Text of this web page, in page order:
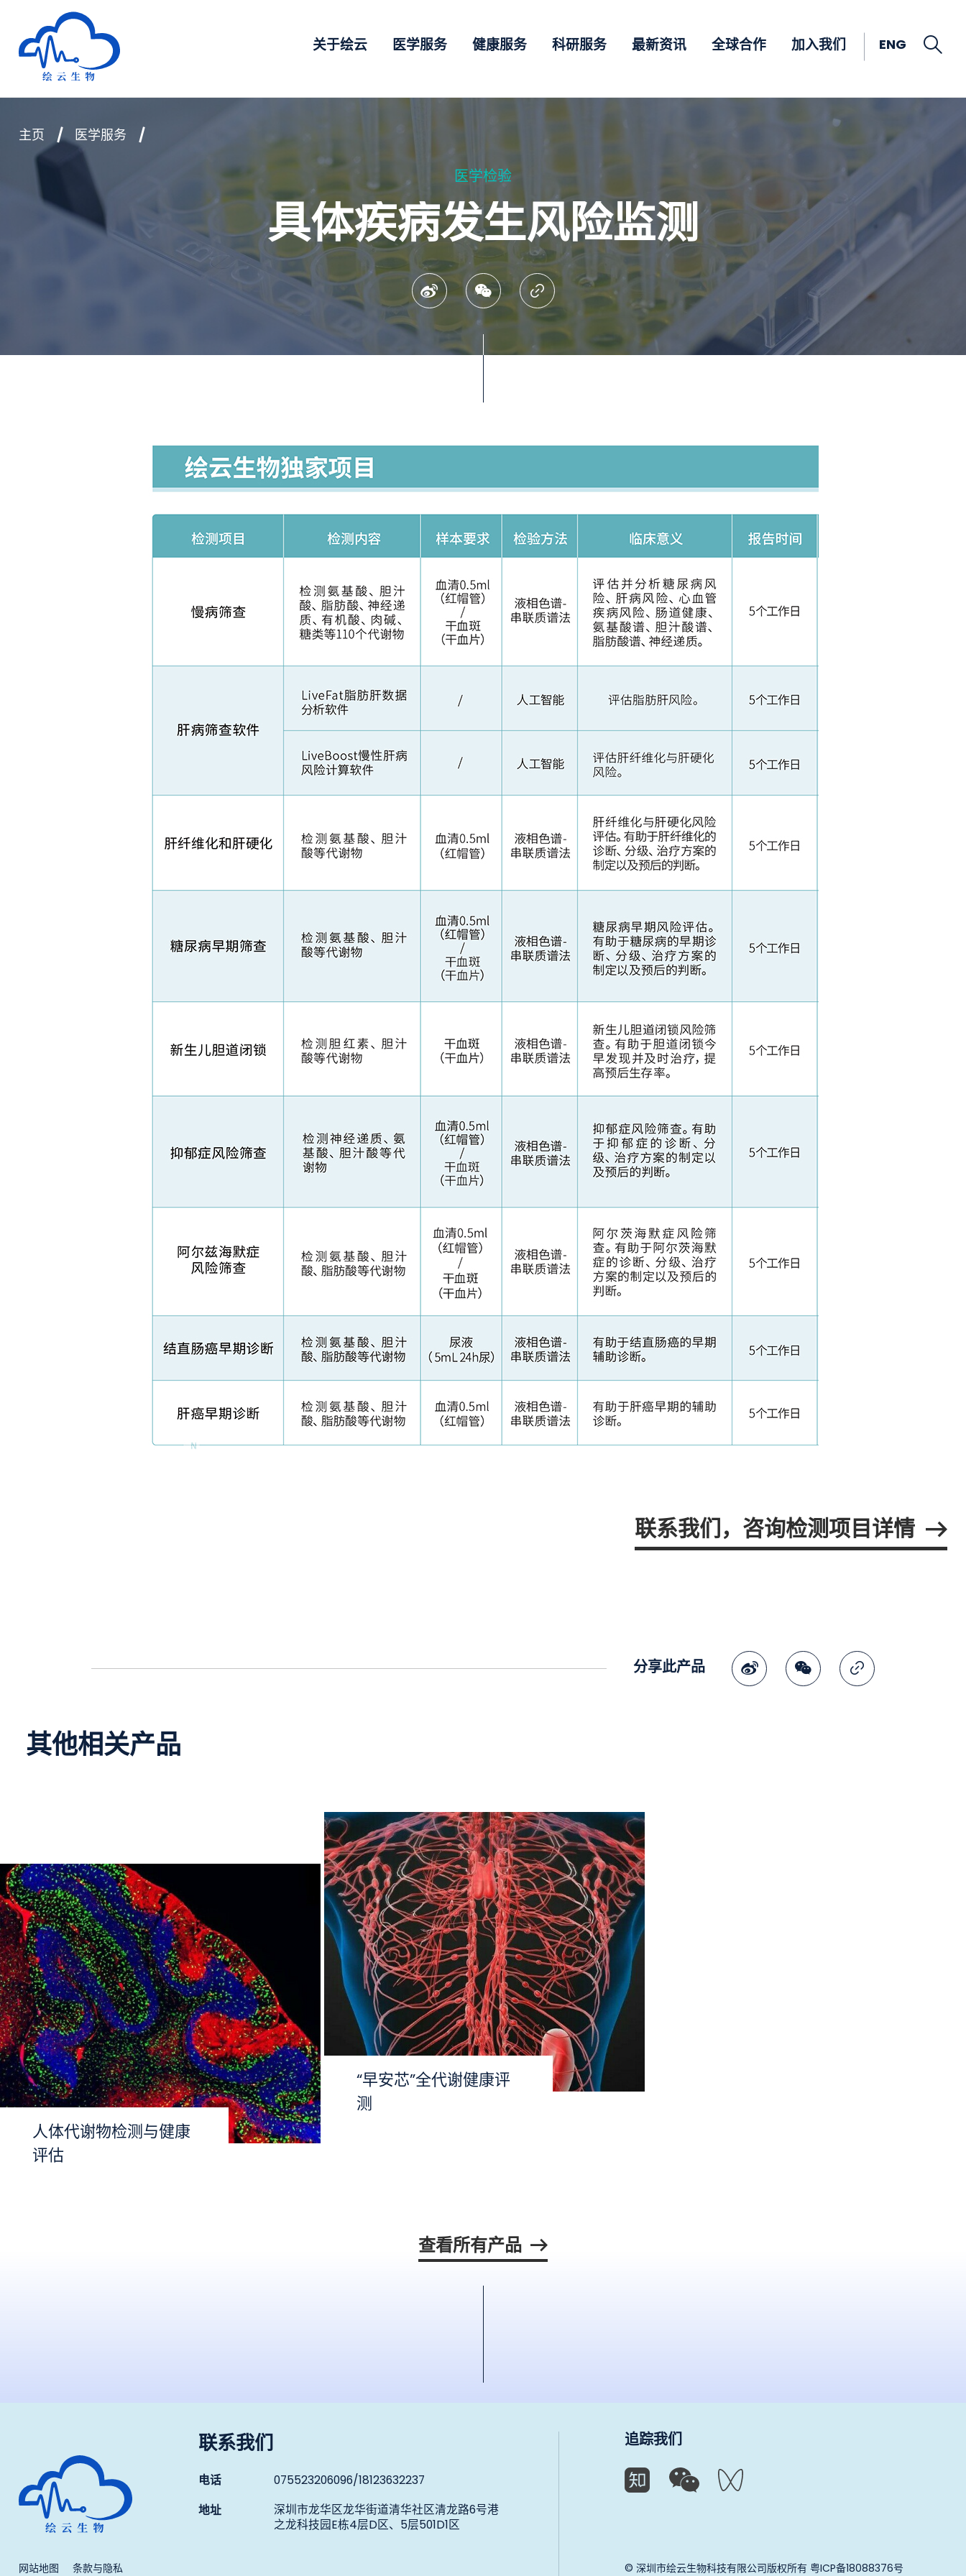
深圳市绘云生物科技有限公司
关于绘云 医学服务 健康服务 科研服务 最新资讯 全球合作 加入我们 ENG
医学检验
具体疾病发生风险监测
微讯 复制连结
主页 医学服务
联系我们，咨询检测项目详情
分享此产品
其他相关产品
人体代谢物检测与健康
评估
“早安芯”全代谢健康评
测
查看所有产品
深圳市绘云生物科技有限公司
联系我们
电话 075523206096/18123632237
地址
深圳市龙华区龙华街道清华社区清龙路6号港
之龙科技园E栋4层D区、5层501D1区
追踪我们
网站地图 条款与隐私 © 深圳市绘云生物科技有限公司版权所有粤ICP备18088376号